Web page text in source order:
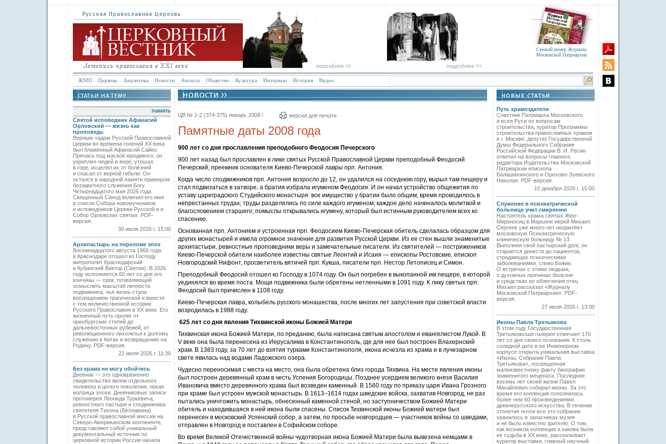
Свежий номер Журнала
Московской Патриархии
ЖМП Церковь Аналитика Новости Анонсы Общество Культура Интервью История Видео
память
Святой исповедник Афанасий
Орловский — жизнь как
проповедь
Верным чадом Русской Православной
Церкви во времена гонений XX века
был блаженный Афанасий Сайко.
Прячась под маской юродивого, он
укреплял людей в вере, утешал
в горе, исцелял их от болезней
и спасал от верной гибели. Он
остался в народной памяти примером
беззаветного служения Богу.
Четырнадцатого мая 2026 года
Священный Синод включил его имя
в список Собора новомучеников
и исповедников Церкви Русской и в
Собор Орловских святых. PDF-
версия.
30 июля 2026 г. 15:00
Архипастырь на переломе эпох
Восемнадцатого августа 1966 года
в Краснодаре отошел ко Господу
митрополит Краснодарский
и Кубанский Виктор (Святин). В 2026
году исполняется 60 лет со дня его
кончины — срок, позволяющий
осмыслить масштаб личности
подвижника, чья жизнь стала
воплощением трагической и вместе
с тем величественной истории
Русского Православия в XX веке. Его
жизненный путь пролег от
оренбургских степей до
дальневосточных рубежей, от
революционного лихолетья к долгому
служению в Китае и возвращению на
Родину. PDF-версия.
22 июля 2026 г. 11:30
Без храма не могу обойтись
Дневник — это одновременно
свидетельство жизни отдельного
человека и целого поколения, некая
матрица эпохи. Дневниковые записи
протоиерея Леонида Туркевича,
ревностного пастыря и сподвижника
святителя Тихона (Беллавина)
в Русской православной миссии на
Северо-Американском континенте,
представляют собой уникальный
документальный источник по
церковной истории России начала
ЦВ № 1-2 (374-375) январь 2008 / версия для печати
Памятные даты 2008 года
900 лет со дня прославления преподобного Феодосия Печерского
900 лет назад был прославлен в лике святых Русской Православной Церкви преподобный Феодосий
Печерский, преемник основателя Киево-Печерской лавры прп. Антония.
Когда число сподвижников прп. Антония возросло до 12, он удалился на соседнюю гору, вырыл там пещеру и
стал подвизаться в затворе, а братия избрала игуменом Феодосия. И он начал устройство общежития по
уставу цареградского Студийского монастыря: все имущество у братии было общим; время проводилось в
непрестанных трудах; труды разделялись по силе каждого игуменом; каждое дело начиналось молитвой и
благословением старшего; помыслы открывались игумену, который был истинным руководителем всех ко
спасению.
Основанная прп. Антонием и устроенная прп. Феодосием Киево-Печерская обитель сделалась образцом для
других монастырей и имела огромное значение для развития Русской Церкви. Из ее стен вышли знаменитые
архипастыри, ревностные проповедники веры и замечательные писатели. Из святителей — пострижеников
Киево-Печерской обители наиболее известны святые Леонтий и Исаия — епископы Ростовские, епископ
Новгородский Нифонт, просветитель вятичей прп. Кукша, писатели прп. Нестор Летописец и Симон.
Преподобный Феодосий отошел ко Господу в 1074 году. Он был погребен в выкопанной им пещере, в которой
уединялся во время поста. Мощи подвижника были обретены нетленными в 1091 году. К лику святых прп.
Феодосий был причислен в 1108 году.
Киево-Печерская лавра, колыбель русского монашества, после многих лет запустения при советской власти
возродилась в 1988 году.
625 лет со дня явления Тихвинской иконы Божией Матери
Тихвинская икона Божией Матери, по преданию, была написана святым апостолом и евангелистом Лукой. В
V веке она была перенесена из Иерусалима в Константинополь, где для нее был построен Влахернский
храм. В 1383 году, за 70 лет до взятия турками Константинополя, икона исчезла из храма и в лучезарном
свете явилась над водами Ладожского озера.
Чудесно переносимая с места на место, она была обретена близ города Тихвина. На месте явления иконы
был построен деревянный храм в честь Успения Богородицы. Позднее усердием великого князя Василия
Ивановича вместо деревянного храма был возведен каменный. В 1560 году по приказу царя Ивана Грозного
при храме был устроен мужской монастырь. В 1613–1614 годах шведские войска, захватив Новгород, не раз
пытались уничтожить монастырь, обнесенный каменной стеной, но заступничеством Божией Матери
обитель и находившаяся в ней икона были спасены. Список Тихвинской иконы Божией матери был
перенесен в московский Успенский собор, а затем, по просьбе новгородцев — участников войны со шведами,
отправлен в Новгород и поставлен в Софийском соборе.
Во время Великой Отечественной войны чудотворная икона Божией Матери была вывезена немцами в
Путь храмоздателя
Советник Патриарха Московского
и всея Руси по вопросам
строительства, куратор Программы
строительства православных храмов
в г. Москве, депутат Государственной
Думы Федерального Собрания
Российской Федерации В. И. Ресин
ответил на вопросы главного
редактора Издательства Московской
Патриархии епископа
Балашихинского и Орехово-Зуевского
Николая. PDF-версия.
15 декабря 2026 г. 15:00
Служение в психиатрической
больнице учит смирению
Настоятель храма святых Жен-
Мироносиц в Марьине иерей Михаил
Сергеев уже много лет окормляет
московскую Психиатрическую
клиническую больницу № 13.
Выполняя свой пастырский долг, он
старается донести до пациентов,
страдающих психическими
заболеваниями, слово Божие.
О встречах с этими людьми,
о духовных причинах болезни
и средствах ее облегчения отец
Михаил рассказал «Журналу
Московской Патриархии». PDF-
версия.
27 июля 2026 г. 13:00
Иконы Павла Третьякова
В этом году Государственная
Третьяковская галерея отмечает 170
лет со дня своего основания. К столь
солидной дате в ее Инженерном
корпусе открыта уникальная выставка
«Иконы. Собрание Павла
Третьякова», посвященная
малоизвестному факту биографии
знаменитого мецената. Последние
восемь лет своей жизни Павел
Михайлович собирал иконы. За это
время его коллекция пополнилась
более чем 60 произведениями
древнерусского искусства. В течение
столетия почти все это собрание
хранилось в запасниках музея
и не было известно зрителю. О том,
как возникла коллекция и какова была
ее судьба в ХХ веке, рассказывает
куратор выставки, главный научный